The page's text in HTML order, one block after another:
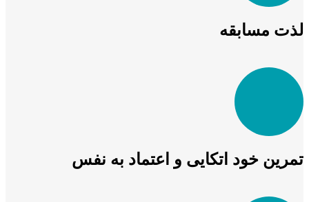
لذت مسابقه
تمرین خود اتکایی و اعتماد به نفس